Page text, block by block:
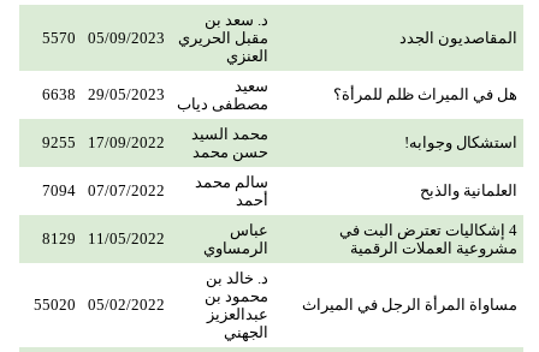
المقاصديون الجدد
د. سعد بن
مقبل الحريري
العنزي
05/09/2023
5570
هل في الميراث ظلم للمرأة؟
سعيد
مصطفى دياب
29/05/2023
6638
استشكال وجوابه!
محمد السيد
حسن محمد
17/09/2022
9255
العلمانية والذبح
سالم محمد
أحمد
07/07/2022
7094
4 إشكاليات تعترض البت في
مشروعية العملات الرقمية
عباس
الرمساوي
11/05/2022
8129
مساواة المرأة الرجل في الميراث
د. خالد بن
محمود بن
عبدالعزيز
الجهني
05/02/2022
55020